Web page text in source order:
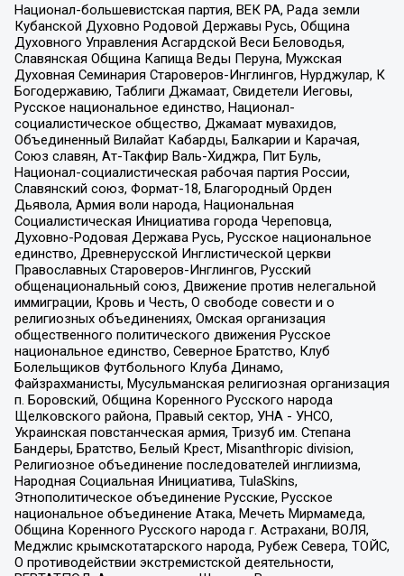
Национал-большевистская партия, ВЕК РА, Рада земли
Кубанской Духовно Родовой Державы Русь, Община
Духовного Управления Асгардской Веси Беловодья,
Славянская Община Капища Веды Перуна, Мужская
Духовная Семинария Староверов-Инглингов, Нурджулар, К
Богодержавию, Таблиги Джамаат, Свидетели Иеговы,
Русское национальное единство, Национал-
социалистическое общество, Джамаат мувахидов,
Объединенный Вилайат Кабарды, Балкарии и Карачая,
Союз славян, Ат-Такфир Валь-Хиджра, Пит Буль,
Национал-социалистическая рабочая партия России,
Славянский союз, Формат-18, Благородный Орден
Дьявола, Армия воли народа, Национальная
Социалистическая Инициатива города Череповца,
Духовно-Родовая Держава Русь, Русское национальное
единство, Древнерусской Инглистической церкви
Православных Староверов-Инглингов, Русский
общенациональный союз, Движение против нелегальной
иммиграции, Кровь и Честь, О свободе совести и о
религиозных объединениях, Омская организация
общественного политического движения Русское
национальное единство, Северное Братство, Клуб
Болельщиков Футбольного Клуба Динамо,
Файзрахманисты, Мусульманская религиозная организация
п. Боровский, Община Коренного Русского народа
Щелковского района, Правый сектор, УНА - УНСО,
Украинская повстанческая армия, Тризуб им. Степана
Бандеры, Братство, Белый Крест, Misanthropic division,
Религиозное объединение последователей инглиизма,
Народная Социальная Инициатива, TulaSkins,
Этнополитическое объединение Русские, Русское
национальное объединение Атака, Мечеть Мирмамеда,
Община Коренного Русского народа г. Астрахани, ВОЛЯ,
Меджлис крымскотатарского народа, Рубеж Севера, ТОЙС,
О противодействии экстремистской деятельности,